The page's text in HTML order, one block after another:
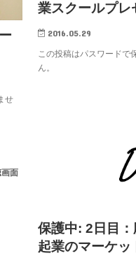
せ
業スクールプレ
2016.05.29
この投稿はパスワードで
ん。
保護中: 2日目
起業のマーケッ
画面